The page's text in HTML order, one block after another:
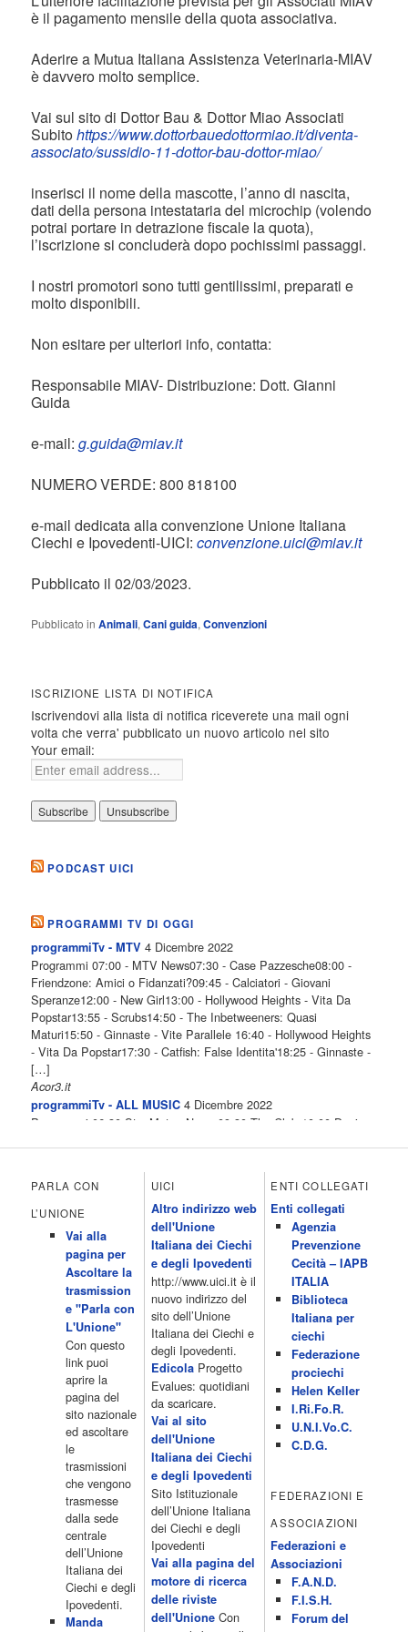
è il pagamento mensile della quota associativa.
Aderire a Mutua Italiana Assistenza Veterinaria-MIAV
è davvero molto semplice.
Vai sul sito di Dottor Bau & Dottor Miao Associati
Subitohttps://www.dottorbauedottormiao.it/diventa-
associato/sussidio-11-dottor-bau-dottor-miao/
inserisci il nome della mascotte, l’anno di nascita,
dati della persona intestataria del microchip (volendo
potrai portare in detrazione fiscale la quota),
l’iscrizione si concluderà dopo pochissimi passaggi.
I nostri promotori sono tutti gentilissimi, preparati e
molto disponibili.
Non esitare per ulteriori info, contatta:
Responsabile MIAV- Distribuzione: Dott. Gianni
Guida
e-mail:g.guida@miav.it
NUMERO VERDE: 800 818100
e-mail dedicata alla convenzione Unione Italiana
Ciechi e Ipovedenti-UICI:convenzione.uici@miav.it
Pubblicato il 02/03/2023.
Pubblicato in Animali,Cani guida,Convenzioni
ISCRIZIONE LISTA DI NOTIFICA
Iscrivendovi alla lista di notifica riceverete una mail ogni
volta che verra' pubblicato un nuovo articolo nel sito
Your email:
PODCAST UICI
PROGRAMMI TV DI OGGI
programmiTv - MTV 4 Dicembre 2022
Programmi 07:00 - MTV News07:30 - Case Pazzesche08:00 -
Friendzone: Amici o Fidanzati?09:45 - Calciatori - Giovani
Speranze12:00 - New Girl13:00 - Hollywood Heights - Vita Da
Popstar13:55 - Scrubs14:50 - The Inbetweeners: Quasi
Maturi15:50 - Ginnaste - Vite Parallele 16:40 - Hollywood Heights
- Vita Da Popstar17:30 - Catfish: False Identita'18:25 - Ginnaste -
[…]
Acor3.it
programmiTv - ALL MUSIC 4 Dicembre 2022
Programmi 06.30 Star.Meteo.News 09.30 The Club 10.00 Deejay
All News 16.05 Rotazione musicale 19.00 All News 19.05 The
Club 19.30 19.30 Human Guinea Pigs 20.00 Inbox 21.00 Code
Monkeys 21.30 Sons of Butcher […]
programmiTv - ITALIA 1 4 Dicembre 2022
Programmi 06.35 Cartoni Animati 09.05 Telefilm:Starsky & Hutch
10.10 Telefilm:Supercar 12.15 12.15 Secondo voi 12.25 Studio
Aperto 13.00 Studio Sport 13.40 Cartoni animati 14.30 I Simpson
15.00 Telefilm:Paso adelante 15.55 15.55 Telefilm:Wildfire 16.50
Cartoni animati 18.30 Studio Aperto 19.05 Don Luca c'� 19.35
19.35 Medici miei 20.05 Camera caf� 20.30 La ruota della
fortuna 21.10 […]
Acor3.it
programmiTv - LA 7
4 Dicembre 2022
Programmi 06:00 - Tg La7/meteo/oroscopo/traffico06:55 - Movie
Flash07:00 - Omnibus ? Rassegna stampa07:30 - Tg La707:50 -
Omnibus09:50 - Coffee Break11:00 - L?aria che tira12:25 - I
men� di Benedetta13:30 - Tg La714:00 - Tg La7 Cronache14:40 -
Telefilm: Le strade di San Francisco - Omicidio di primo grado -
Una scuola di paura 16:30 […]
Acor3.it
programmiTv - CANALE 5 4 Dicembre 2022
Programmi 2/3 06.00 TG5/Traffico/Meteo/Borse e monete 08.00
TG5 Mattina 08.40 Mattino Cinque(TG5-Ore 10) 11.00 Forum
13.00 2/3 13.00 TG5 13.40 Beautiful 14.10 Centovetrine 14.45
Uomini e donne 16.15 2/3 16.15 Amici 16.55 Pomeriggio
PARLA CON
L’UNIONE
Vai alla
pagina per
Ascoltare la
trasmission
e "Parla con
L'Unione"
Con questo
link puoi
aprire la
pagina del
sito nazionale
ed ascoltare
le
trasmissioni
che vengono
trasmesse
dalla sede
centrale
dell’Unione
Italiana dei
Ciechi e degli
Ipovedenti.
Manda
UICI
Altro indirizzo web
dell'Unione
Italiana dei Ciechi
e degli Ipovedenti
http://www.uici.it è il
nuovo indirizzo del
sito dell’Unione
Italiana dei Ciechi e
degli Ipovedenti.
EdicolaProgetto
Evalues: quotidiani
da scaricare.
Vai al sito
dell'Unione
Italiana dei Ciechi
e degli Ipovedenti
Sito Istituzionale
dell’Unione Italiana
dei Ciechi e degli
Ipovedenti
Vai alla pagina del
motore di ricerca
delle riviste
dell'UnioneCon
ENTI COLLEGATI
Enti collegati
Agenzia
Prevenzione
Cecità – IAPB
ITALIA
Biblioteca
Italiana per
ciechi
Federazione
prociechi
Helen Keller
I.Ri.Fo.R.
U.N.I.Vo.C.
C.D.G.
FEDERAZIONI E
ASSOCIAZIONI
Federazioni e
Associazioni
F.A.N.D.
F.I.S.H.
Forum del